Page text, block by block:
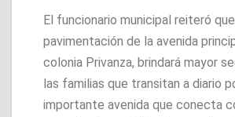
El funcionario municipal reiteró
pavimentación de la avenida
colonia Privanza, brindará mayor
las familias que transitan a diario
importante avenida que conecta